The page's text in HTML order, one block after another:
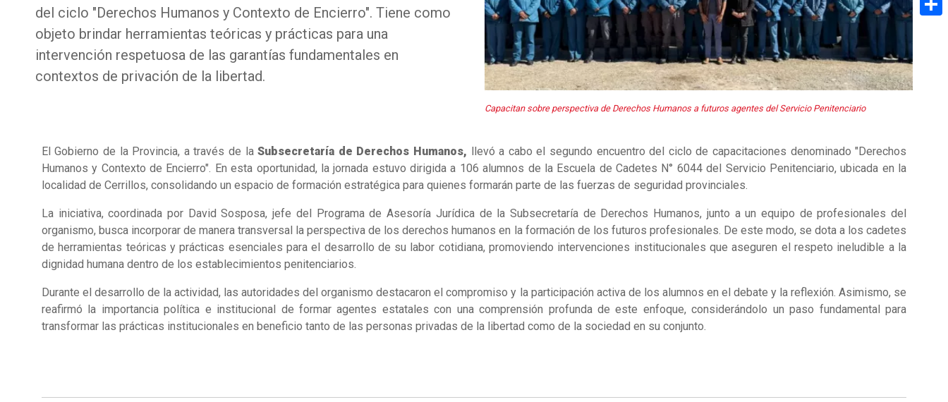
del ciclo "Derechos Humanos y Contexto de Encierro". Tiene como
objeto brindar herramientas teóricas y prácticas para una
intervención respetuosa de las garantías fundamentales en
contextos de privación de la libertad.
Capacitan sobre perspectiva de Derechos Humanos a futuros agentes del Servicio Penitenciario
El Gobierno de la Provincia, a través de laSubsecretaría de Derechos Humanos, llevó a cabo el segundo encuentro del ciclo de capacitaciones denominado "Derechos
Humanos y Contexto de Encierro". En esta oportunidad, la jornada estuvo dirigida a 106 alumnos de la Escuela de Cadetes N° 6044 del Servicio Penitenciario, ubicada en la
localidad de Cerrillos, consolidando un espacio de formación estratégica para quienes formarán parte de las fuerzas de seguridad provinciales.
La iniciativa, coordinada por David Sosposa, jefe del Programa de Asesoría Jurídica de la Subsecretaría de Derechos Humanos, junto a un equipo de profesionales del
organismo, busca incorporar de manera transversal la perspectiva de los derechos humanos en la formación de los futuros profesionales. De este modo, se dota a los cadetes
de herramientas teóricas y prácticas esenciales para el desarrollo de su labor cotidiana, promoviendo intervenciones institucionales que aseguren el respeto ineludible a la
dignidad humana dentro de los establecimientos penitenciarios.
Durante el desarrollo de la actividad, las autoridades del organismo destacaron el compromiso y la participación activa de los alumnos en el debate y la reflexión. Asimismo, se
reafirmó la importancia política e institucional de formar agentes estatales con una comprensión profunda de este enfoque, considerándolo un paso fundamental para
transformar las prácticas institucionales en beneficio tanto de las personas privadas de la libertad como de la sociedad en su conjunto.